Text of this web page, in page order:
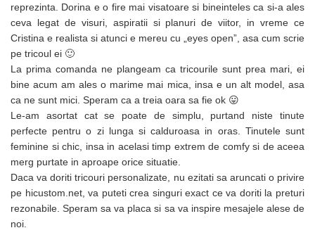
reprezinta. Dorina e o fire mai visatoare si bineinteles ca si-a ales
ceva legat de visuri, aspiratii si planuri de viitor, in vreme ce
Cristina e realista si atunci e mereu cu „eyes open”, asa cum scrie
pe tricoul ei 🙂
La prima comanda ne plangeam ca tricourile sunt prea mari, ei
bine acum am ales o marime mai mica, insa e un alt model, asa
ca ne sunt mici. Speram ca a treia oara sa fie ok 😛
Le-am asortat cat se poate de simplu, purtand niste tinute
perfecte pentru o zi lunga si calduroasa in oras. Tinutele sunt
feminine si chic, insa in acelasi timp extrem de comfy si de aceea
merg purtate in aproape orice situatie.
Daca va doriti tricouri personalizate, nu ezitati sa aruncati o privire
pe hicustom.net, va puteti crea singuri exact ce va doriti la preturi
rezonabile. Speram sa va placa si sa va inspire mesajele alese de
noi.